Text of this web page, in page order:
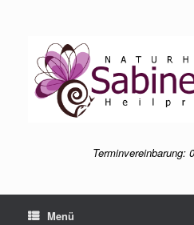
Terminvereinbarung:
Menü